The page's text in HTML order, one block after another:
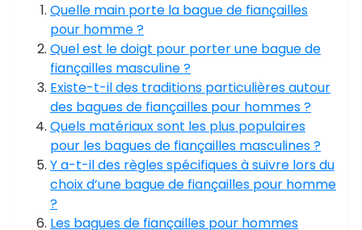
Quelle main porte la bague de fiançailles
pour homme ?
Quel est le doigt pour porter une bague de
fiançailles masculine ?
Existe-t-il des traditions particulières autour
des bagues de fiançailles pour hommes ?
Quels matériaux sont les plus populaires
pour les bagues de fiançailles masculines ?
Y a-t-il des règles spécifiques à suivre lors du
choix d’une bague de fiançailles pour homme
?
Les bagues de fiançailles pour hommes